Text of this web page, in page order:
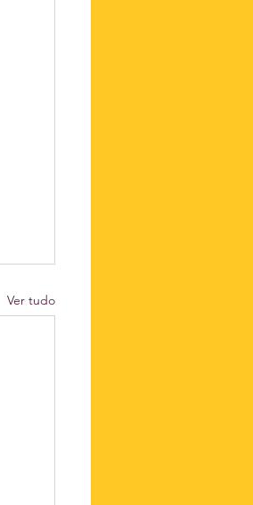
Ver tudo